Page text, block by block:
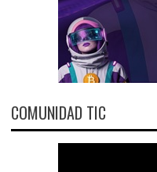
COMUNIDAD TIC